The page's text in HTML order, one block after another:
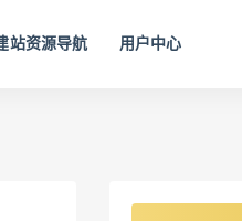
站资源导航 用户中心